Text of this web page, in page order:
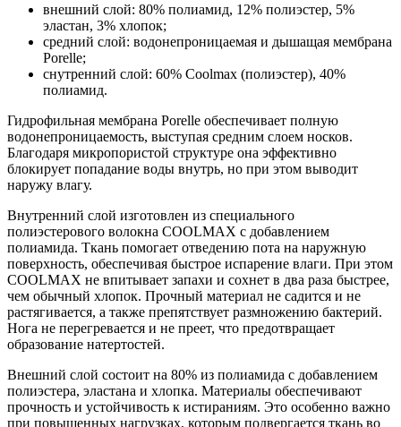
внешний слой: 80% полиамид, 12% полиэстер, 5%
эластан, 3% хлопок;
средний слой: водонепроницаемая и дышащая мембрана
Porelle;
снутренний слой: 60% Coolmax (полиэстер), 40%
полиамид.
Гидрофильная мембрана Porelle обеспечивает полную
водонепроницаемость, выступая средним слоем носков.
Благодаря микропористой структуре она эффективно
блокирует попадание воды внутрь, но при этом выводит
наружу влагу.
Внутренний слой изготовлен из специального
полиэстерового волокна COOLMAX с добавлением
полиамида. Ткань помогает отведению пота на наружную
поверхность, обеспечивая быстрое испарение влаги. При этом
COOLMAX не впитывает запахи и сохнет в два раза быстрее,
чем обычный хлопок. Прочный материал не садится и не
растягивается, а также препятствует размножению бактерий.
Нога не перегревается и не преет, что предотвращает
образование натертостей.
Внешний слой состоит на 80% из полиамида с добавлением
полиэстера, эластана и хлопка. Материалы обеспечивают
прочность и устойчивость к истираниям. Это особенно важно
при повышенных нагрузках, которым подвергается ткань во